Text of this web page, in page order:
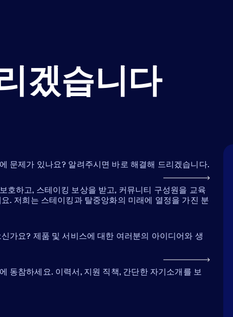
겠습니다
문제가 있나요? 알려주시면 바로 해결해 드리겠습니다.
호하고, 스테이킹 보상을 받고, 커뮤니티 구성원을 교육
. 저희는 스테이킹과 탈중앙화의 미래에 열정을 가진 분
가요? 제품 및 서비스에 대한 여러분의 아이디어와 생
동참하세요. 이력서, 지원 직책, 간단한 자기소개를 보